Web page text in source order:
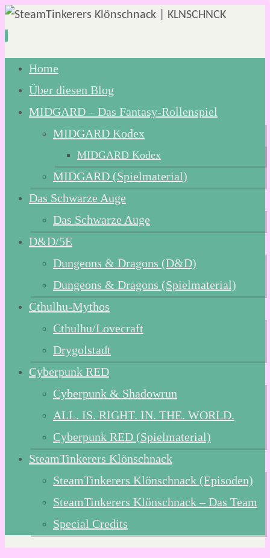
Zum
Inhalt
springen
Home
Über diesen Blog
MIDGARD – Das Fantasy-Rollenspiel
MIDGARD Kodex
MIDGARD Kodex
MIDGARD (Spielmaterial)
Das Schwarze Auge
Das Schwarze Auge
D&D/5E
Dungeons & Dragons (D&D)
Dungeons & Dragons (Spielmaterial)
Cthulhu-Mythos
Cthulhu/Lovecraft
Drygolstadt
Cyberpunk RED
Cyberpunk & Shadowrun
ALL. IS. RIGHT. IN. THE. WORLD.
Cyberpunk RED (Spielmaterial)
SteamTinkerers Klönschnack
SteamTinkerers Klönschnack (Episoden)
SteamTinkerers Klönschnack – Das Team
Special Credits